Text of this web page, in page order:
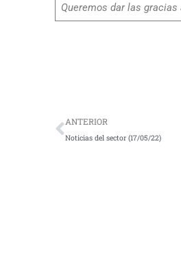
Queremos dar las
Ant
ANTERIOR
Noticias del sector (17/05/22)